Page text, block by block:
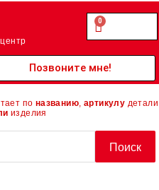
0.00
0
Cart
Позвоните мне!
по названию артикулу детали
изделия
Поиск